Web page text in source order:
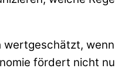
fördert nicht